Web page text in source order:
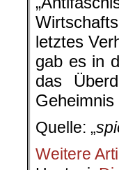
letztes
gab es in
das
Quelle: „
Weitere